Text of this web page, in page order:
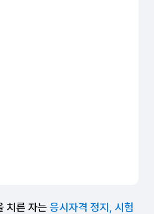
치른 자는 응시자격 정지, 시험